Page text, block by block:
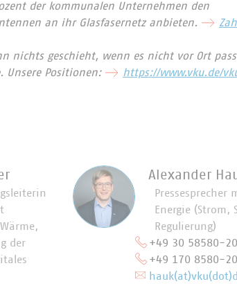
der kommunalen Unternehmen den
an ihr Glasfasernetz anbieten.
nichts geschieht, wenn es nicht vor Ort
Unsere Positionen:
https://www.vku.de/
der
Alexander
Pressesprecher
Energie (Strom,
Regulierung)
+49 30 58580-
+49 170 8580-